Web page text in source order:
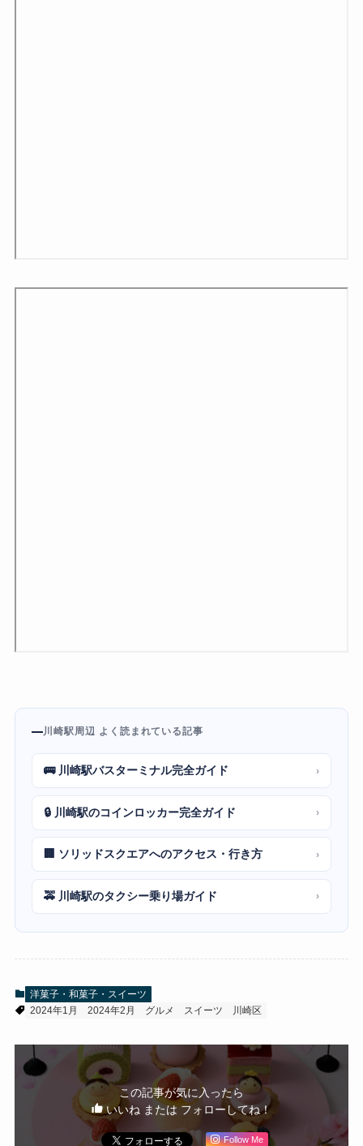
川崎駅周辺 よく読まれている記事
🚌 川崎駅バスターミナル完全ガイド ›
🔒 川崎駅のコインロッカー完全ガイド ›
🏢 ソリッドスクエアへのアクセス・行き方 ›
🚕 川崎駅のタクシー乗り場ガイド ›
洋菓子・和菓子・スイーツ
2024年1月
2024年2月 グルメ スイーツ 川崎区
この記事が気に入ったら
いいね または フォローしてね！
Follow Me